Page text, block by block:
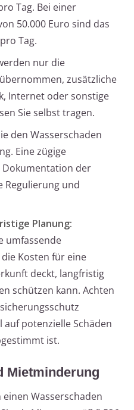
Tag. Bei einer
50.000 Euro sind das
Tag.
nur die
zusätzliche
Internet oder sonstige
Sie selbst tragen.
den Wasserschaden
Eine zügige
Dokumentation der
Regulierung und
Planung:
umfassende
Kosten für eine
deckt, langfristig
schützen kann. Achten
potenzielle Schäden
ist.
Mietminderung
Wasserschaden